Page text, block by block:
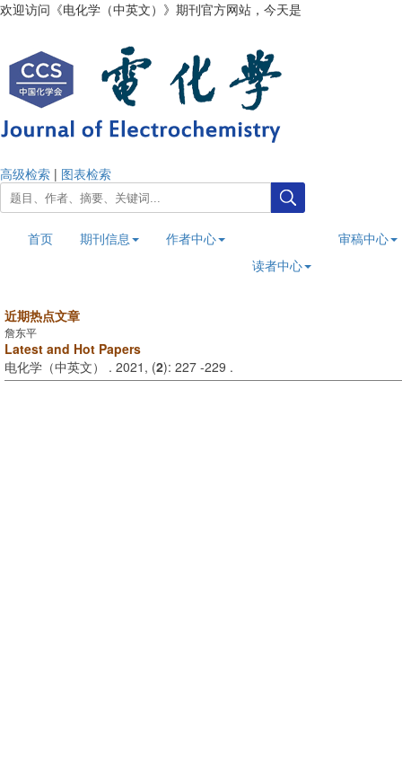
欢迎访问《电化学（中英文）》期刊官方网站，今天是
高级检索 | 图表检索
首页 期刊信息
作者中心
读者中心
审稿中心
近期热点文章
詹东平
Latest and Hot Papers
电化学（中英文） . 2021, (2): 227 -229 .